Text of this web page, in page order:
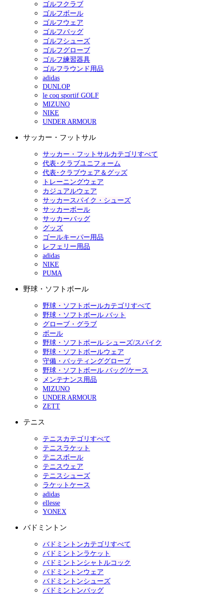
ゴルフクラブ
ゴルフボール
ゴルフウェア
ゴルフバッグ
ゴルフシューズ
ゴルフグローブ
ゴルフ練習器具
ゴルフラウンド用品
adidas
DUNLOP
le coq sportif GOLF
MIZUNO
NIKE
UNDER ARMOUR
サッカー・フットサル
サッカー・フットサルカテゴリすべて
代表･クラブユニフォーム
代表･クラブウェア＆グッズ
トレーニングウェア
カジュアルウェア
サッカースパイク・シューズ
サッカーボール
サッカーバッグ
グッズ
ゴールキーパー用品
レフェリー用品
adidas
NIKE
PUMA
野球・ソフトボール
野球・ソフトボールカテゴリすべて
野球・ソフトボール バット
グローブ・グラブ
ボール
野球・ソフトボール シューズ/スパイク
野球・ソフトボールウェア
守備・バッティンググローブ
野球・ソフトボール バッグ/ケース
メンテナンス用品
MIZUNO
UNDER ARMOUR
ZETT
テニス
テニスカテゴリすべて
テニスラケット
テニスボール
テニスウェア
テニスシューズ
ラケットケース
adidas
ellesse
YONEX
バドミントン
バドミントンカテゴリすべて
バドミントンラケット
バドミントンシャトルコック
バドミントンウェア
バドミントンシューズ
バドミントンバッグ